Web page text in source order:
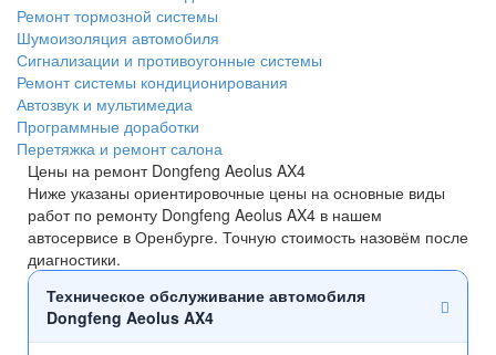
Ремонт тормозной системы
Шумоизоляция автомобиля
Сигнализации и противоугонные системы
Ремонт системы кондиционирования
Автозвук и мультимедиа
Программные доработки
Перетяжка и ремонт салона
Цены на ремонт Dongfeng Aeolus AX4
Ниже указаны ориентировочные цены на основные виды
работ по ремонту Dongfeng Aeolus AX4 в нашем
автосервисе в Оренбурге. Точную стоимость назовём после
диагностики.
Техническое обслуживание автомобиля
Dongfeng Aeolus AX4